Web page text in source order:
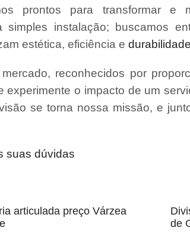
prontos para transformar e
instalação; buscamos
estética, eficiência e durabilidade
reconhecidos por
experimente o impacto de um
se torna nossa missão, e
suas dúvidas
articulada preço Várzea
de